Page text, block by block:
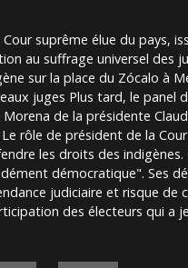
suprême élue du pays,
au suffrage universel des
sur la place du Zócalo à
juges Plus tard, le panel
de la présidente
rôle de président de la
les droits des indigènes.
démocratique". Ses
judiciaire et risque de
des électeurs qui a